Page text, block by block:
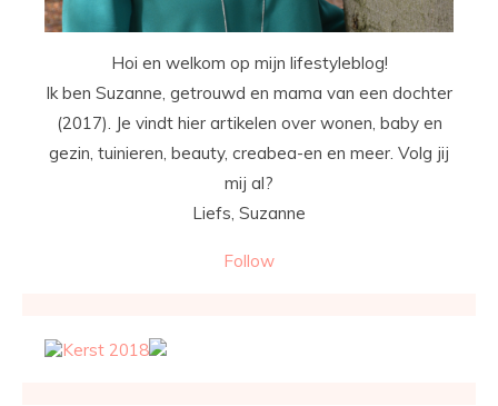
Hoi en welkom op mijn lifestyleblog!
Ik ben Suzanne, getrouwd en mama van een dochter
(2017). Je vindt hier artikelen over wonen, baby en
gezin, tuinieren, beauty, creabea-en en meer. Volg jij
mij al?
Liefs, Suzanne
Follow